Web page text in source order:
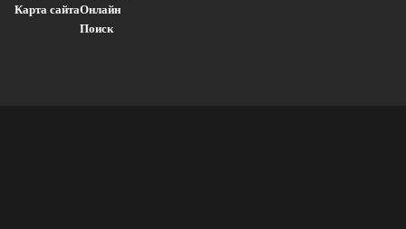
Карта сайтаОнлайн
Поиск